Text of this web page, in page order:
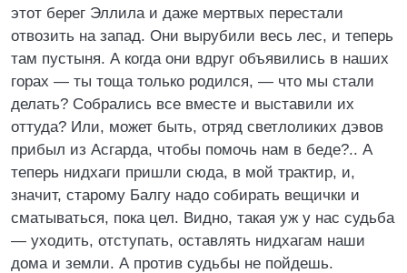
этот берег Эллила и даже мертвых перестали
отвозить на запад. Они вырубили весь лес, и теперь
там пустыня. А когда они вдруг объявились в наших
горах — ты тоща только родился, — что мы стали
делать? Собрались все вместе и выставили их
оттуда? Или, может быть, отряд светлоликих дэвов
прибыл из Асгарда, чтобы помочь нам в беде?.. А
теперь нидхаги пришли сюда, в мой трактир, и,
значит, старому Балгу надо собирать вещички и
сматываться, пока цел. Видно, такая уж у нас судьба
— уходить, отступать, оставлять нидхагам наши
дома и земли. А против судьбы не пойдешь.